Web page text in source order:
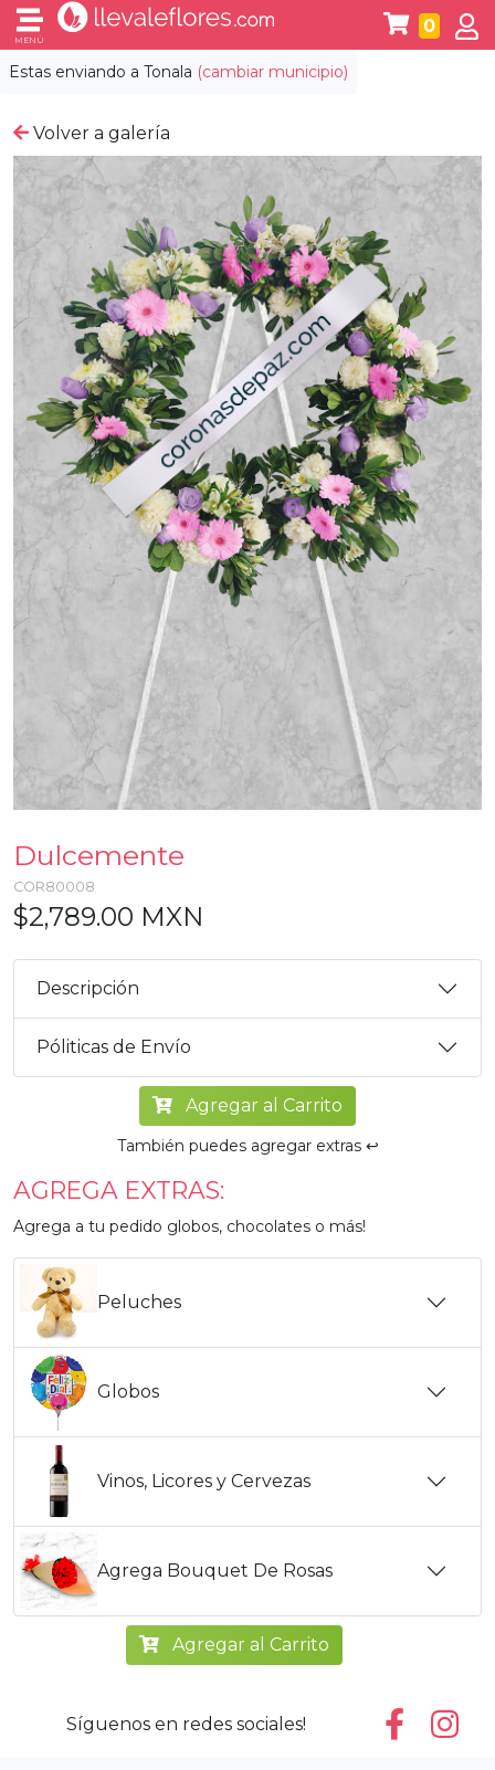
Estas enviando a Tonala (cambiar municipio)
MENÚ
0
Volver a galería
Dulcemente
COR80008
$2,789.00 MXN
Descripción
Póliticas de Envío
Agregar al Carrito
También puedes agregar extras ↩️
AGREGA EXTRAS:
Agrega a tu pedido globos, chocolates o más!
Peluches
Globos
Vinos, Licores y Cervezas
Agrega Bouquet De Rosas
Agregar al Carrito
Síguenos en redes sociales!